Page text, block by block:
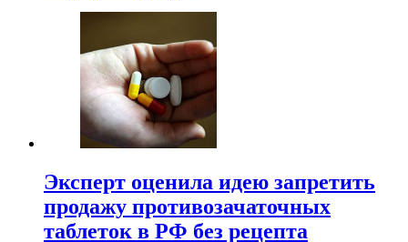
Эксперт оценила идею запретить
продажу противозачаточных
таблеток в РФ без рецепта